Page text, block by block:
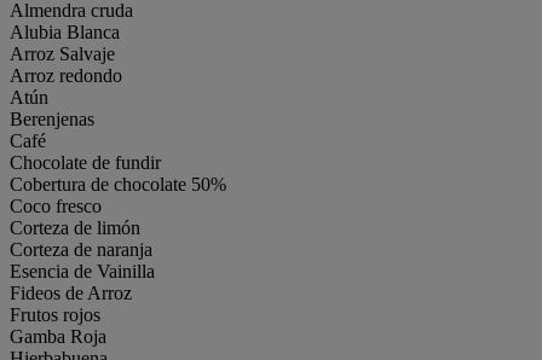
Almendra cruda
Alubia Blanca
Arroz Salvaje
Arroz redondo
Atún
Berenjenas
Café
Chocolate de fundir
Cobertura de chocolate 50%
Coco fresco
Corteza de limón
Corteza de naranja
Esencia de Vainilla
Fideos de Arroz
Frutos rojos
Gamba Roja